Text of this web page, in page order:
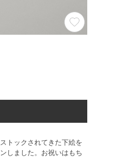
トックされてきた下絵を
しました。お祝いはもち